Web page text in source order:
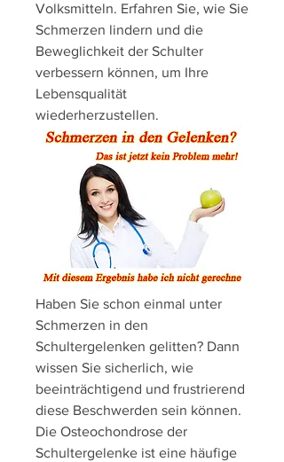
Volksmitteln. Erfahren Sie, wie Sie
Schmerzen lindern und die
Beweglichkeit der Schulter
verbessern können, um Ihre
Lebensqualität
wiederherzustellen.
Haben Sie schon einmal unter
Schmerzen in den
Schultergelenken gelitten? Dann
wissen Sie sicherlich, wie
beeinträchtigend und frustrierend
diese Beschwerden sein können.
Die Osteochondrose der
Schultergelenke ist eine häufige